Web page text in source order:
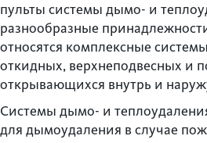
пульты системы дымо- и
разнообразные
относятся комплексные
откидных, верхнеподвесных и
открывающихся внутрь и
Системы дымо- и
для дымоудаления в случае